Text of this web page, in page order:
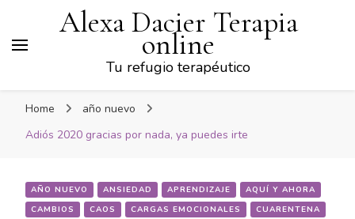
Alexa Dacier Terapia
online
Tu refugio terapéutico
Home
año nuevo
Adiós 2020 gracias por nada, ya puedes irte
AÑO NUEVO ANSIEDAD APRENDIZAJE
AQUÍ Y AHORA
CAMBIOS
CAOS CARGAS EMOCIONALES
CUARENTENA